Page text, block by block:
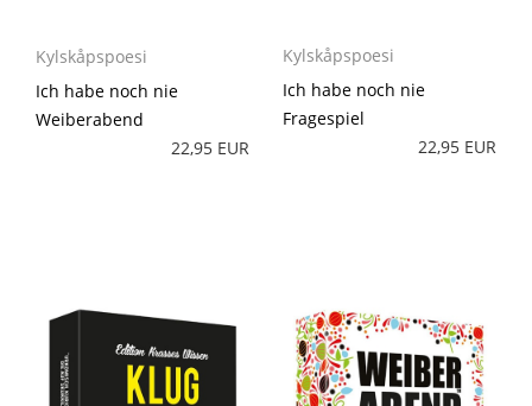
Kylskåpspoesi
Ich habe noch nie
Weiberabend
22,95 EUR
Kylskåpspoesi
Ich habe noch nie
Fragespiel
22,95 EUR